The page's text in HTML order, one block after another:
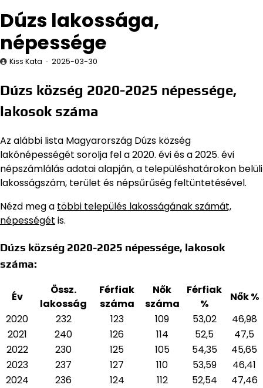
Dúzs lakossága,
népessége
Kiss Kata 2025-03-30
Dúzs község 2020-2025 népessége,
lakosok száma
Az alábbi lista Magyarország Dúzs község
lakónépességét sorolja fel a 2020. évi és a 2025. évi
népszámlálás adatai alapján,a településhatárokon belüli
lakosságszám, terület és népsűrűség feltüntetésével.
Nézd meg a többi település lakosságának számát,
népességét is.
Dúzs község 2020-2025 népessége, lakosok
száma:
Év
Össz.
lakosság
Férfiak
száma
Nők
száma
Férfiak
%
Nők %
2020
232 123 109 53,02
46,98
2021
240 126 114 52,5
47,5
2022
230 125 105 54,35
45,65
2023
237 127 110 53,59
46,41
2024
236 124 112 52,54
47,46